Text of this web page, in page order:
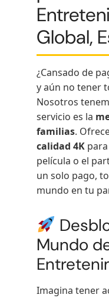
Global,
¿Cansado de
y aún no tener
Nosotros
servicio es la
familias.
calidad 4K
película o el
un solo pago,
mundo en tu
Mundo
Imagina tener